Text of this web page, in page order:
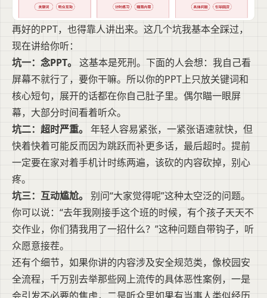
再好的PPT，也得靠人讲出来。这几个坑我基本全踩过，
现在讲给你听：
坑一：念PPT。 这基本是死刑。下面的人会想：我自己看
屏幕不就行了，要你干嘛。所以你的PPT上只放关键词和
核心短句，展开的话都在你自己肚子里。偶尔瞄一眼屏
幕，大部分时间看着听众。
坑二：超时严重。 年轻人容易紧张，一紧张语速就快，但
快着快着可能反而因为跳跃而补更多话，最后超时。提前
一定要在家对着手机计时练两遍，该砍的内容砍掉，别心
疼。
坑三：互动尴尬。
别问“大家觉得呢”这种太空泛的问题。
你可以说：“去年我刚接手这个班的时候，有个孩子天天不
交作业，你们猜我用了一招什么？”这种问题自带钩子，听
众愿意接茬。
还有个细节，如果你讲的内容涉及安全规范类，像校园安
全流程，千万别去举那些网上流传的具体恶性案例，一是